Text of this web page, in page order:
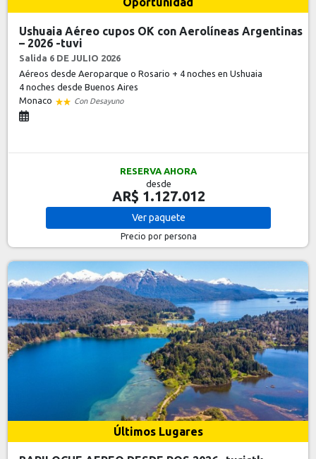
Ushuaia Aéreo cupos OK con Aerolíneas Argentinas
– 2026 -tuvi
Salida 6 DE JULIO 2026
Aéreos desde Aeroparque o Rosario + 4 noches en Ushuaia
4 nochesdesde Buenos Aires
Monaco
Con Desayuno
RESERVA AHORA
desde
AR$ 1.127.012
Verpaquete
Precio por persona
Últimos Lugares